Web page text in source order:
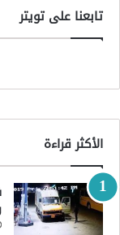
تابعنا على تويتر
الأكثر قراءة